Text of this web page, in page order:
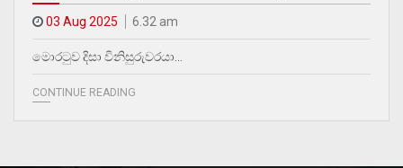
03 Aug 2025 6.32 am
මොරටුව දිසා විනිසුරුවරයා…
CONTINUE READING